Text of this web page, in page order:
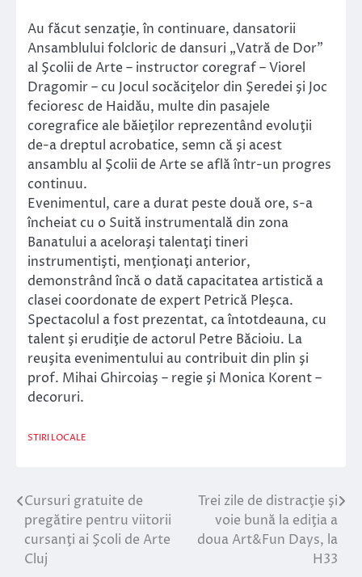
Au făcut senzaţie, în continuare, dansatorii
Ansamblului folcloric de dansuri „Vatră de Dor”
al Şcolii de Arte – instructor coregraf – Viorel
Dragomir – cu Jocul socăciţelor din Şeredei şi Joc
fecioresc de Haidău, multe din pasajele
coregrafice ale băieţilor reprezentând evoluţii
de-a dreptul acrobatice, semn că şi acest
ansamblu al Şcolii de Arte se află într-un progres
continuu.
Evenimentul, care a durat peste două ore, s-a
încheiat cu o Suită instrumentală din zona
Banatului a aceloraşi talentaţi tineri
instrumentişti, menţionaţi anterior,
demonstrând încă o dată capacitatea artistică a
clasei coordonate de expert Petrică Pleşca.
Spectacolul a fost prezentat, ca întotdeauna, cu
talent şi erudiţie de actorul Petre Băcioiu. La
reuşita evenimentului au contribuit din plin şi
prof. Mihai Ghircoiaş – regie şi Monica Korent –
decoruri.
STIRI LOCALE
Navigare
în
articole
Cursuri gratuite de
pregătire pentru viitorii
cursanţi ai Şcoli de Arte
Cluj
Trei zile de distracţie şi
voie bună la ediţia a
doua Art&Fun Days, la
H33